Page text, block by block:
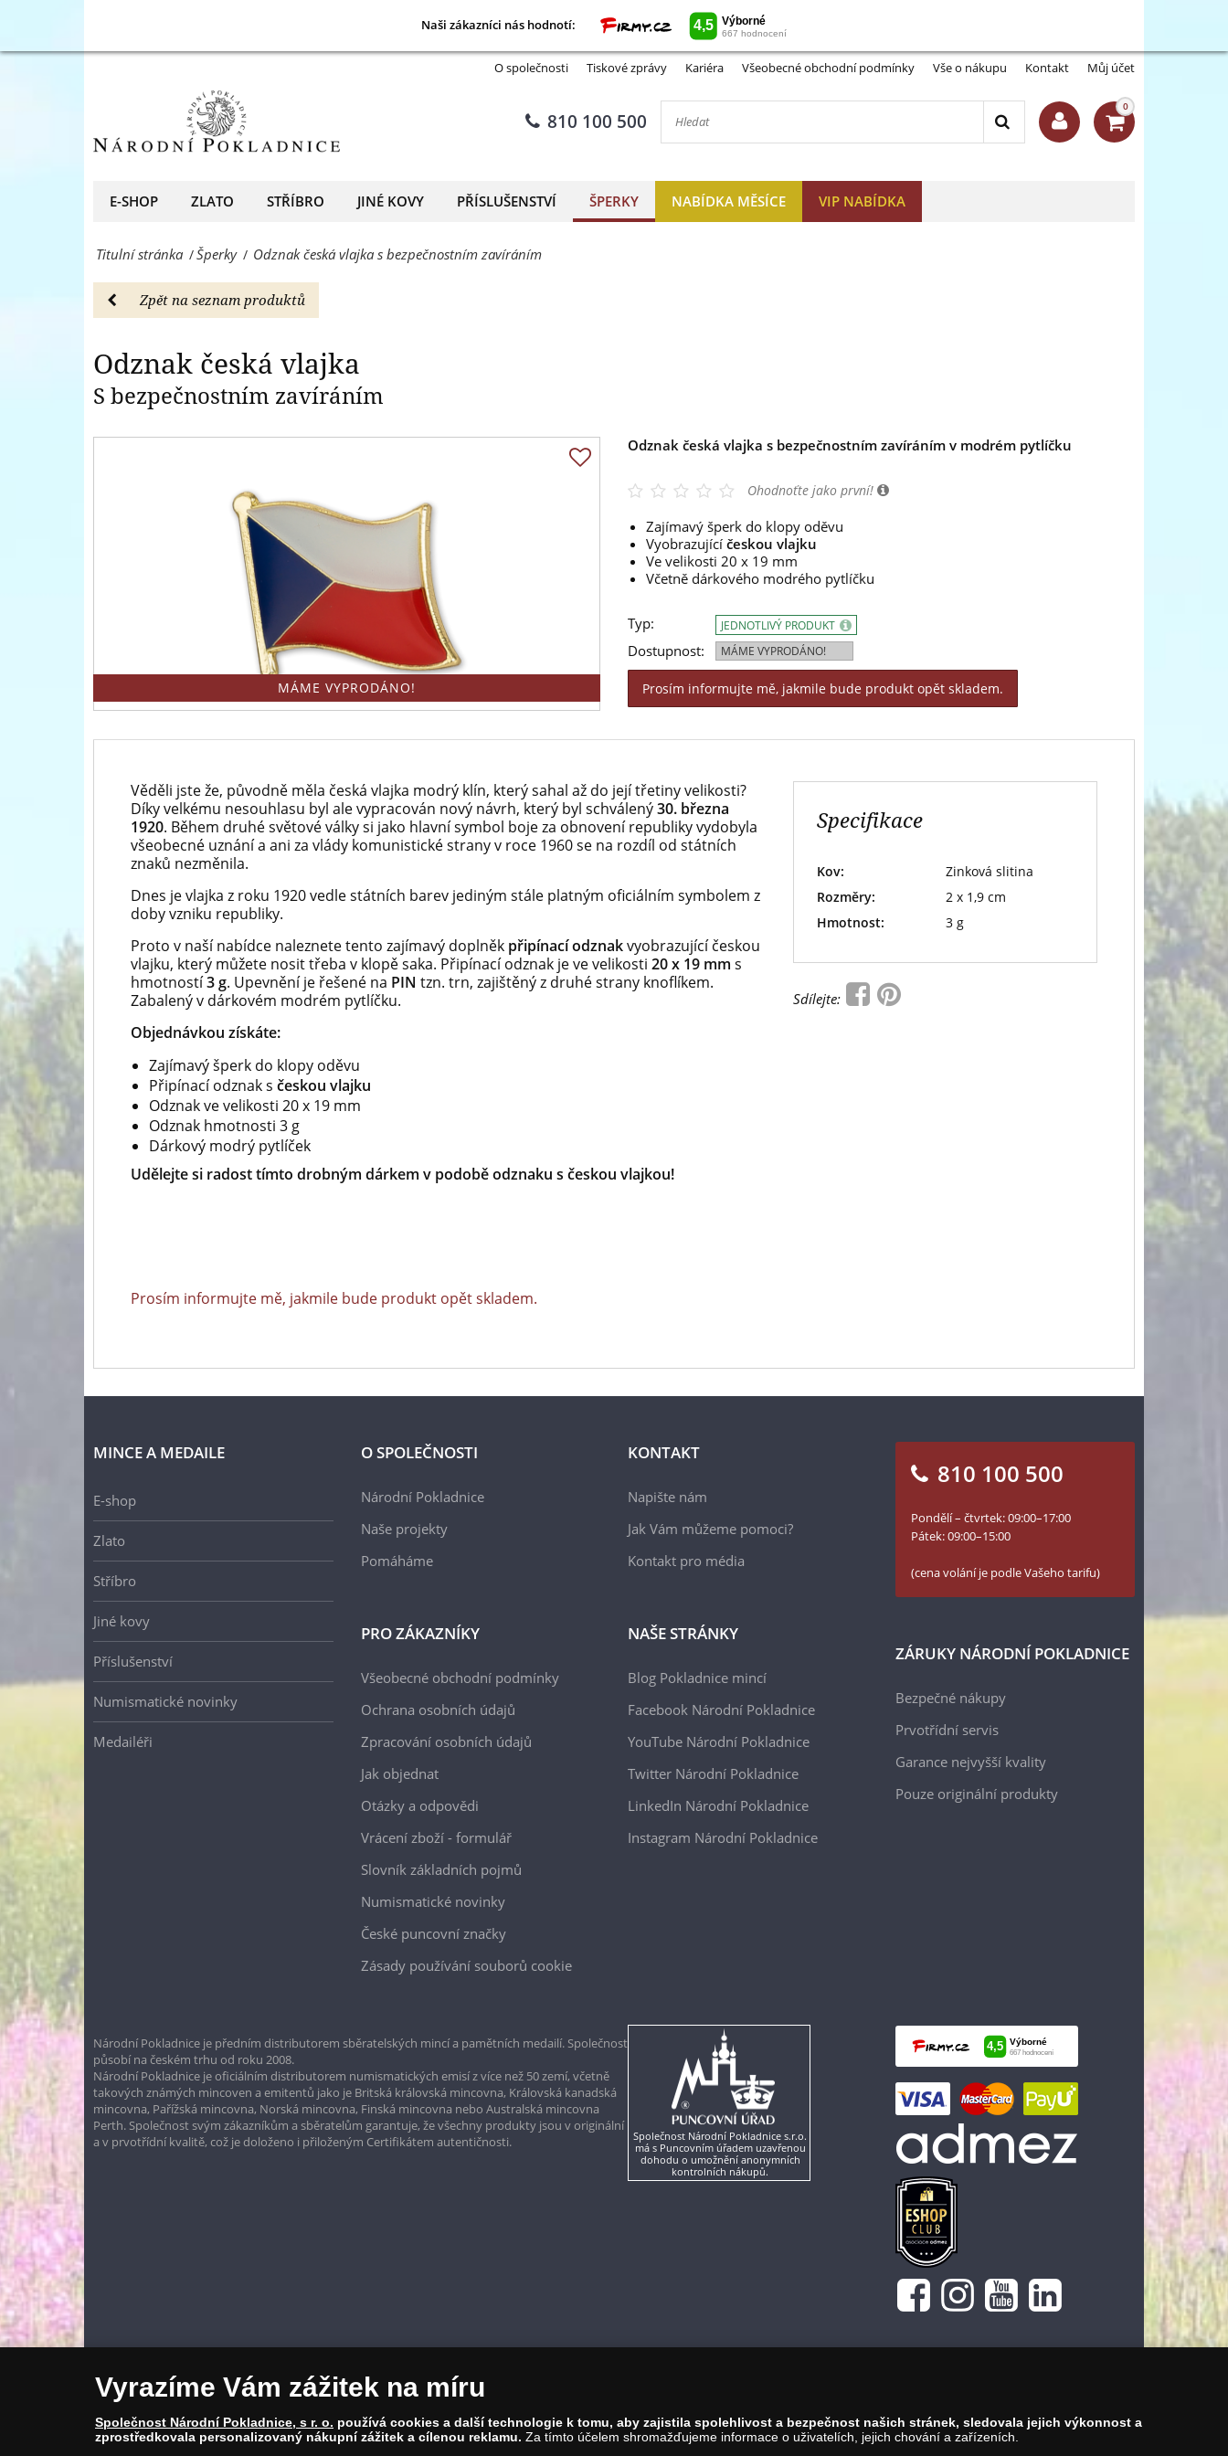
Naši zákazníci nás hodnotí:
zavíráním
Šperky
Národní
Pokladnice
-
O společnosti Tiskové zprávy Kariéra Všeobecné obchodní podmínky Vše o nákupu Kontakt Můj účet
810 100 500
0
E-SHOP ZLATO STŘÍBRO JINÉ KOVY PŘÍSLUŠENSTVÍ ŠPERKY NABÍDKA MĚSÍCE VIP NABÍDKA
Titulní stránka /Šperky / Odznak česká vlajka s bezpečnostním zavíráním
Zpět na seznam produktů
Odznak česká vlajka
S bezpečnostním zavíráním
MÁME VYPRODÁNO!
Odznak česká vlajka s bezpečnostním zavíráním v modrém pytlíčku
Ohodnoťte jako první!
Zajímavý šperk do klopy oděvu
Vyobrazující českou vlajku
Ve velikosti 20 x 19 mm
Včetně dárkového modrého pytlíčku
Typ:
Dostupnost:
JEDNOTLIVÝ PRODUKT
MÁME VYPRODÁNO!
Prosím informujte mě, jakmile bude produkt opět skladem.
Věděli jste že, původně měla česká vlajka modrý klín, který sahal až do její třetiny velikosti?
Díky velkému nesouhlasu byl ale vypracován nový návrh, který byl schválený30. března
1920. Během druhé světové války si jako hlavní symbol boje za obnovení republiky vydobyla
všeobecné uznání a ani za vlády komunistické strany v roce 1960 se na rozdíl od státních
znaků nezměnila.
Dnes je vlajka z roku 1920 vedle státních barev jediným stále platným oficiálním symbolem z
doby vzniku republiky.
Proto v naší nabídce naleznete tento zajímavý doplněk připínací odznakvyobrazující českou
vlajku, který můžete nosit třeba v klopě saka. Připínací odznak je ve velikosti 20 x 19 mm s
hmotností3 g. Upevnění je řešené na PIN tzn. trn, zajištěný z druhé strany knoflíkem.
Zabalený v dárkovém modrém pytlíčku.
Objednávkou získáte:
Zajímavý šperk do klopy oděvu
Připínací odznak s českou vlajku
Odznak ve velikosti 20 x 19 mm
Odznak hmotnosti 3 g
Dárkový modrý pytlíček
Udělejte si radost tímto drobným dárkem v podobě odznaku s českou vlajkou!
Prosím informujte mě, jakmile bude produkt opět skladem.
Specifikace
Kov:
Zinková slitina
Rozměry:
2 x 1,9 cm
Hmotnost:
3 g
Sdílejte:
Odznak česká vlajka
MINCE A MEDAILE
E-shop
Zlato
Stříbro
Jiné kovy
Příslušenství
Numismatické novinky
Medailéři
O SPOLEČNOSTI
Národní Pokladnice
Naše projekty
Pomáháme
PRO ZÁKAZNÍKY
Všeobecné obchodní podmínky
Ochrana osobních údajů
Zpracování osobních údajů
Jak objednat
Otázky a odpovědi
Vrácení zboží - formulář
Slovník základních pojmů
Numismatické novinky
České puncovní značky
Zásady používání souborů cookie
KONTAKT
Napište nám
Jak Vám můžeme pomoci?
Kontakt pro média
NAŠE STRÁNKY
Blog Pokladnice mincí
Facebook Národní Pokladnice
YouTube Národní Pokladnice
Twitter Národní Pokladnice
LinkedIn Národní Pokladnice
Instagram Národní Pokladnice
810 100 500
Pondělí – čtvrtek: 09:00–17:00
Pátek: 09:00–15:00
(cena volání je podle Vašeho tarifu)
ZÁRUKY NÁRODNÍ POKLADNICE
Bezpečné nákupy
Prvotřídní servis
Garance nejvyšší kvality
Pouze originální produkty
Národní Pokladnice je předním distributorem sběratelských mincí a pamětních medailí. Společnost
působí na českém trhu od roku 2008.
Národní Pokladnice je oficiálním distributorem numismatických emisí z více než 50 zemí, včetně
takových známých mincoven a emitentů jako je Britská královská mincovna, Královská kanadská
mincovna, Pařížská mincovna, Norská mincovna, Finská mincovna nebo Australská mincovna
Perth. Společnost svým zákazníkům a sběratelům garantuje, že všechny produkty jsou v originální
a v prvotřídní kvalitě, což je doloženo i přiloženým Certifikátem autentičnosti.
Společnost Národní Pokladnice s.r.o.
má s Puncovním úřadem uzavřenou
dohodu o umožnění anonymních
kontrolních nákupů.
Naši zákazníci nás hodnotí:
Šperky
Pokladnice
evropský
prodejce
mincí
medailí
Vyrazíme Vám zážitek na míru
Společnost Národní Pokladnice, s r. o. používá cookies a další technologie k tomu, aby zajistila spolehlivost a bezpečnost našich stránek, sledovala jejich výkonnost a
zprostředkovala personalizovaný nákupní zážitek a cílenou reklamu. Za tímto účelem shromažďujeme informace o uživatelích, jejich chování a zařízeních.